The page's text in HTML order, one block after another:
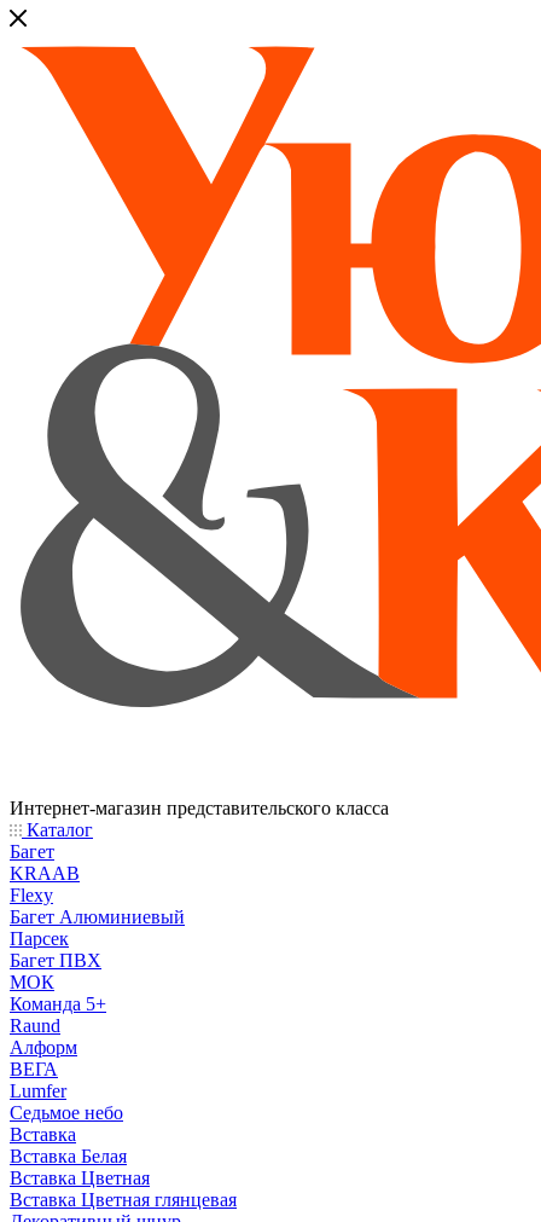
Интернет-магазин представительского класса
Каталог
Багет
KRAAB
Flexy
Багет Алюминиевый
Парсек
Багет ПВХ
МОК
Команда 5+
Raund
Алформ
ВЕГА
Lumfer
Седьмое небо
Вставка
Вставка Белая
Вставка Цветная
Вставка Цветная глянцевая